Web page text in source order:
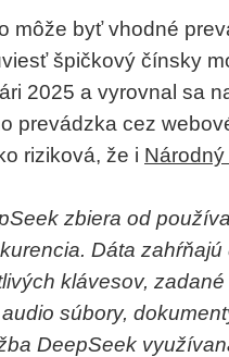
môže byť vhodné
špičkový čínsky
2025 a vyrovnal sa
prevádzka cez
riziková, že i
zbiera od
Dáta
klávesov,
súbory,
DeepSeek